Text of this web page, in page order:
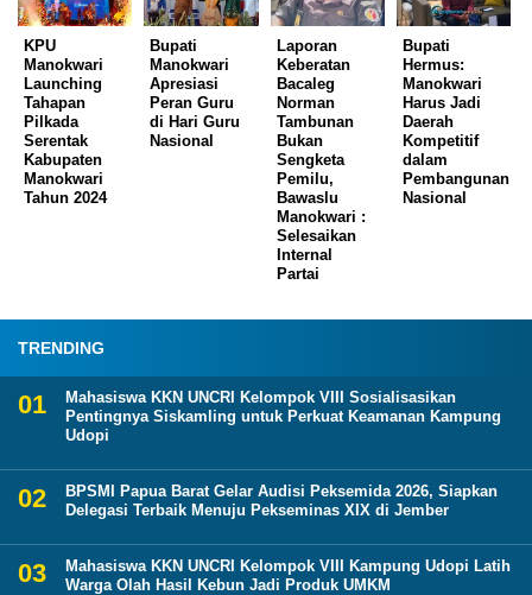
KPU
Manokwari
Launching
Tahapan
Pilkada
Serentak
Kabupaten
Manokwari
Tahun 2024
Bupati
Manokwari
Apresiasi
Peran Guru
di Hari Guru
Nasional
Laporan
Keberatan
Bacaleg
Norman
Tambunan
Bukan
Sengketa
Pemilu,
Bawaslu
Manokwari :
Selesaikan
Internal
Partai
Bupati
Hermus:
Manokwari
Harus Jadi
Daerah
Kompetitif
dalam
Pembangunan
Nasional
TRENDING
Mahasiswa KKN UNCRI Kelompok VIII Sosialisasikan
Pentingnya Siskamling untuk Perkuat Keamanan Kampung
Udopi
BPSMI Papua Barat Gelar Audisi Peksemida 2026, Siapkan
Delegasi Terbaik Menuju Pekseminas XIX di Jember
Mahasiswa KKN UNCRI Kelompok VIII Kampung Udopi Latih
Warga Olah Hasil Kebun Jadi Produk UMKM